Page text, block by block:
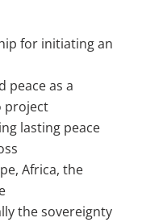
for initiating an
peace as a
project
lasting peace
Africa, the
the sovereignty